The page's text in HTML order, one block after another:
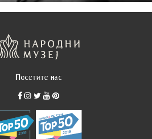
Посетите нас